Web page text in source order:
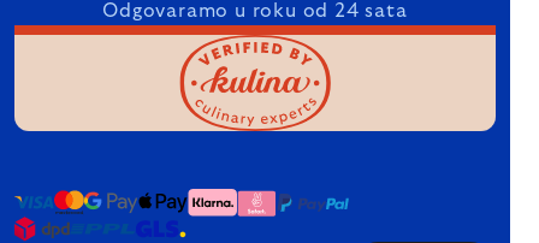
Odgovaramo u roku od 24 sata